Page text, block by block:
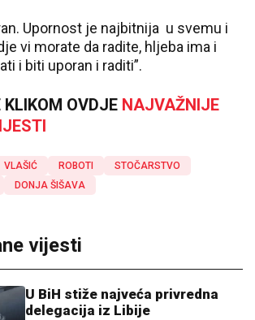
Upornost je najbitnija u svemu i
vi morate da radite, hljeba ima i
i biti uporan i raditi”.
OVDJE NAJVAŽNIJE
VLAŠIĆ ROBOTI
STOČARSTVO
DONJA ŠIŠAVA
vijesti
U BiH stiže najveća privredna
delegacija iz Libije